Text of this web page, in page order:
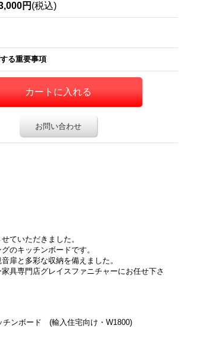
円 (税込)
る重要事項
お問い合わせ
ていただきました。
のキッチンボードです。
扉と多彩な収納を備えました。
具専門店グレイスファニチャーにお任せ下さ
ンボード (輸入住宅向け・W1800)